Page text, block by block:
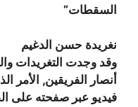
السقطات”
نغريدة حسن الدغيم
وقد وجدت التغريدات
أنصار الفريقين, الأمر
فيديو عبر صفحته على